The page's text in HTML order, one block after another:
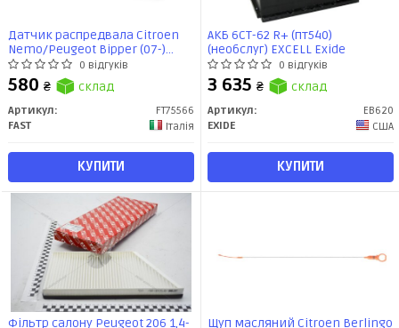
Датчик распредвала Citroen
Nemo/Peugeot Bipper (07-)
(FT75566) Fast0 відгуків
580 ₴ склад
Артикул:
FT75566
FAST
Італія
КУПИТИ
АКБ 6СТ-62 R+ (пт540)
(необслуг) EXCELL Exide
0 відгуків
3 635 ₴ склад
Артикул:
EB620
EXIDE
США
КУПИТИ
Фільтр салону Peugeot 206 1,4- Щуп масляний Citroen Berlingo